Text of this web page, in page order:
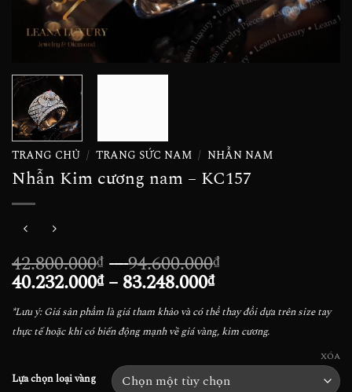
TRANG CHỦ / TRANG SỨC NAM / NHẪN NAM
Nhẫn Kim cương nam – KC157
42.800.000₫ –94.600.000₫
từ
42.800.000₫
đến
94.600.000₫
40.232.000₫ –83.248.000₫Khoảng
giá:
từ
40.232.000₫
đến
83.248.000₫
*Lưu ý: Giá sản phẩm là giá tham khảo và có thể thay đổi dựa trên size tay
thực tế hoặc khi có biến động mạnh về giá vàng, kim cương.
Lựa chọn loại vàng
XÓA